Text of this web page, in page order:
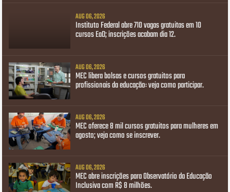
AUG 06, 2026
Instituto Federal abre 710 vagas gratuitas em 10
cursos EaD; inscrições acabam dia 12.
AUG 06, 2026
MEC libera bolsas e cursos gratuitos para
profissionais da educação: veja como participar.
AUG 06, 2026
MEC oferece 8 mil cursos gratuitos para mulheres em
agosto; veja como se inscrever.
AUG 06, 2026
MEC abre inscrições para Observatório da Educação
Inclusiva com R$ 8 milhões.